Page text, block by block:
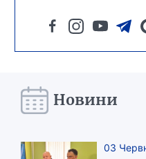
Новини
03